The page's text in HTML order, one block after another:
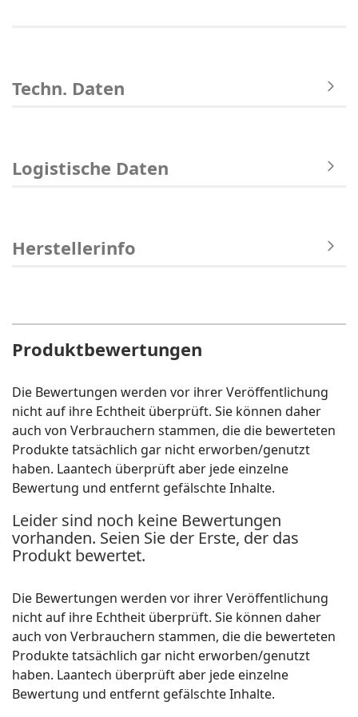
Techn. Daten
Logistische Daten
Herstellerinfo
Produktbewertungen
Die Bewertungen werden vor ihrer Veröffentlichung
nicht auf ihre Echtheit überprüft. Sie können daher
auch von Verbrauchern stammen, die die bewerteten
Produkte tatsächlich gar nicht erworben/genutzt
haben. Laantech überprüft aber jede einzelne
Bewertung und entfernt gefälschte Inhalte.
Leider sind noch keine Bewertungen
vorhanden. Seien Sie der Erste, der das
Produkt bewertet.
Die Bewertungen werden vor ihrer Veröffentlichung
nicht auf ihre Echtheit überprüft. Sie können daher
auch von Verbrauchern stammen, die die bewerteten
Produkte tatsächlich gar nicht erworben/genutzt
haben. Laantech überprüft aber jede einzelne
Bewertung und entfernt gefälschte Inhalte.